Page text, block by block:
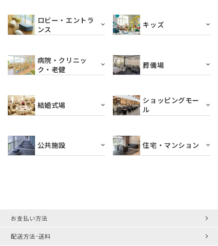
ロビー・エントラ
ンス
キッズ
病院・クリニッ
ク・老健
葬儀場
結婚式場
ショッピングモー
ル
公共施設 住宅・マンション
お支払い方法
配送方法･送料